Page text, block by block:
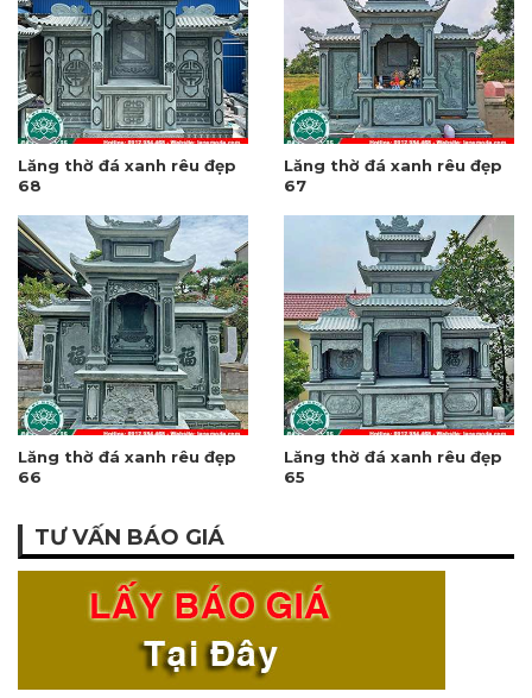
Lăng thờ đá xanh rêu đẹp
68
Lăng thờ đá xanh rêu đẹp
67
Lăng thờ đá xanh rêu đẹp
66
Lăng thờ đá xanh rêu đẹp
65
TƯ VẤN BÁO GIÁ